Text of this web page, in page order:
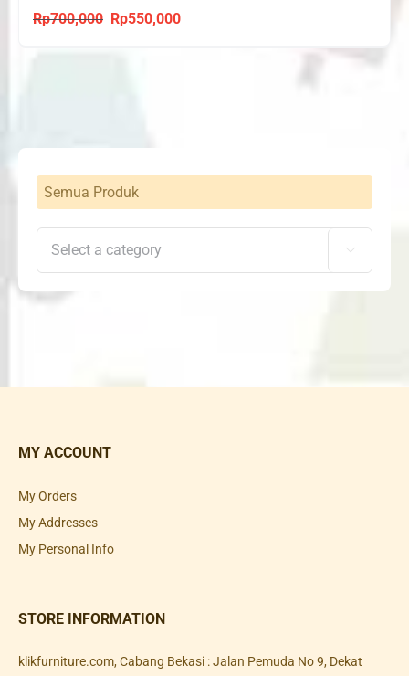
Rp700,000
Original
Rp550,000Current
Semua Produk

MY ACCOUNT
My Orders
My Addresses
My Personal Info
STORE INFORMATION
klikfurniture.com, Cabang Bekasi : Jalan Pemuda No 9, Dekat